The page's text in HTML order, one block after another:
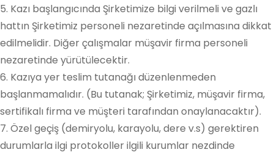
5. Kazı başlangıcında Şirketimize bilgi verilmeli ve gazlı
hattın Şirketimiz personeli nezaretinde açılmasına dikkat
edilmelidir. Diğer çalışmalar müşavir firma personeli
nezaretinde yürütülecektir.
6. Kazıya yer teslim tutanağı düzenlenmeden
başlanmamalıdır. (Bu tutanak; Şirketimiz, müşavir firma,
sertifikalı firma ve müşteri tarafından onaylanacaktır).
7. Özel geçiş (demiryolu, karayolu, dere v.s) gerektiren
durumlarla ilgi protokoller ilgili kurumlar nezdinde